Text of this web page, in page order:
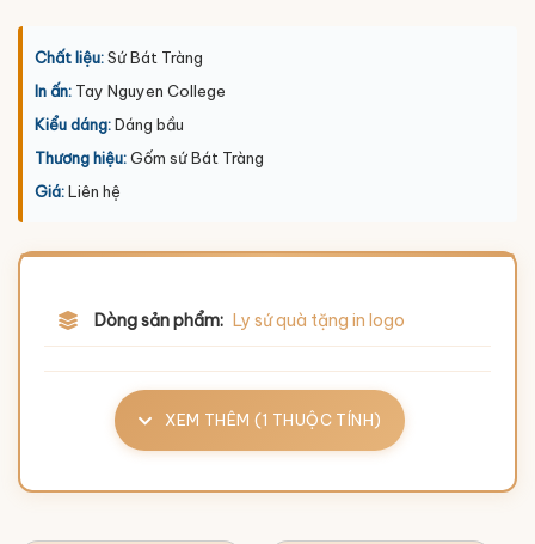
Chất liệu:Sứ Bát Tràng
In ấn: Tay Nguyen College
Kiểu dáng:Dáng bầu
Thương hiệu:Gốm sứ Bát Tràng
Giá:Liên hệ
Dòng sản phẩm: Ly sứ quà tặng in logo
XEM THÊM (1 THUỘC TÍNH)